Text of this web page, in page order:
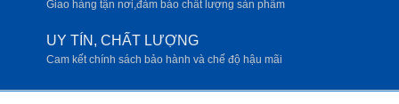
Giao hàng tận nơi,đảm bảo chất lượng sản phẩm
UY TÍN, CHẤT LƯỢNG
Cam kết chính sách bảo hành và chế độ hậu mãi